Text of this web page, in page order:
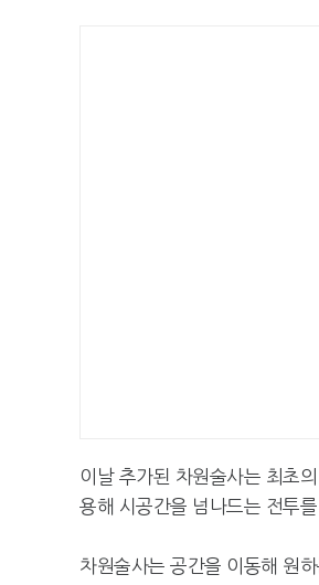
이날 추가된 차원술사는 최초
용해 시공간을 넘나드는 전투를
차원술사는 공간을 이동해 원